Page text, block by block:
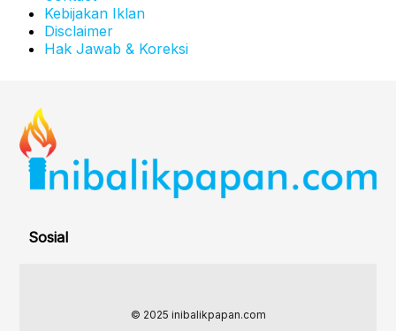
Kebijakan Iklan
Disclaimer
Hak Jawab & Koreksi
Sosial
© 2025 inibalikpapan.com